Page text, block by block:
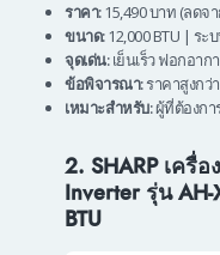
ราคา:15,490 บาท (ลดจ
ขนาด:12,000 BTU | ระ
จุดเด่น:เย็นเร็ว ฟอกอา
ข้อพิจารณา:ราคาสูงกว่
เหมาะสำหรับ:ผู้ที่ต้องกา
2. SHARP เครื่
Inverter รุ่น
BTU